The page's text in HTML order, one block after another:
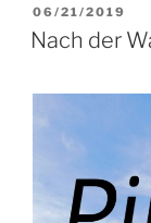
AM
06/21/2019
Nach der